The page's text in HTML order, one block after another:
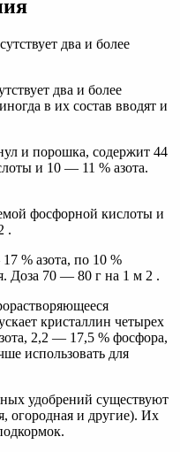
два и более
в их состав вводят и
и порошка, содержит 44
и 10 — 11 % азота.
фосфорной кислоты и
.
% азота, по 10 %
Доза 70 — 80 г на 1 м 2 .
кристаллин четырех
2,2 — 17,5 % фосфора,
использовать для
удобрений существуют
огородная и другие). Их